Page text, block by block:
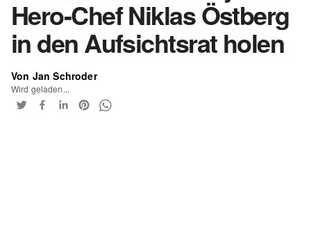
Hero-Chef Niklas Östberg
in den Aufsichtsrat holen
Von Jan Schroder
Wird geladen...